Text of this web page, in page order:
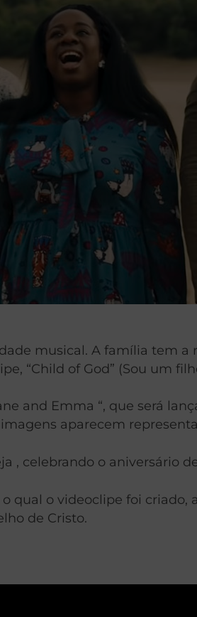
musical. A família tem
“Child of God” (Sou um
and Emma “, que será
aparecem
, celebrando o aniversário
qual o videoclipe foi
de Cristo.